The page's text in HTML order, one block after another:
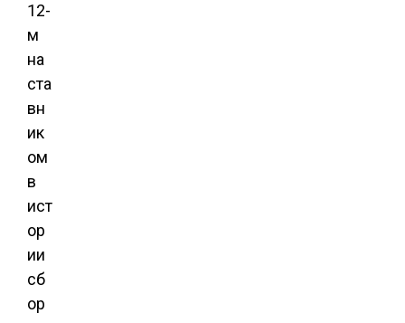
12-
м
на
ста
вн
ик
ом
в
ист
ор
ии
сб
ор